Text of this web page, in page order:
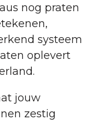
nog praten
systeem
oplevert
jouw
zestig